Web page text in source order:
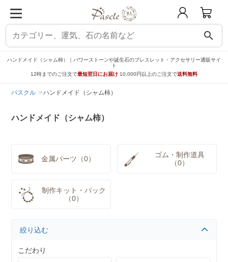
search
ハンドメイド（シャム柿）｜パワーストーンや誕生石のブレスレット・アクセサリー通販サイ
ト
12時までのご注文で最短翌日にお届け 10,000円以上のご注文で送料無料
パスクル ハンドメイド（シャム柿）
ハンドメイド（シャム柿）
金属パーツ（0）
ゴム・制作道具
（0）
制作キット・パック
（0）
絞り込む
こだわり